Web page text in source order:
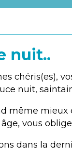
nuit..
chéris(es),
nuit,
même
vous
dans la